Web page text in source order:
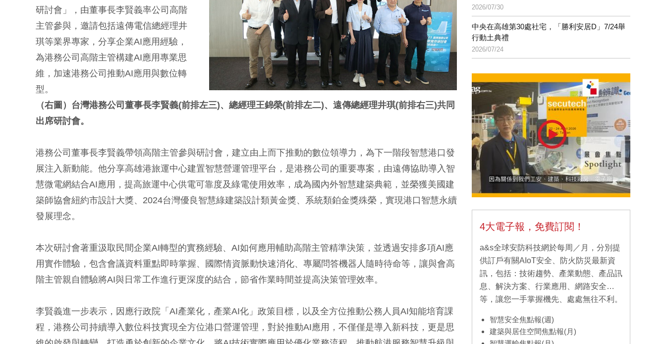
研討會」，由董事長李賢義率公司高階
主管參與，邀請包括遠傳電信總經理井
琪等業界專家，分享企業AI應用經驗，
為港務公司高階主管構建AI應用專業思
維，加速港務公司推動AI應用與數位轉
型。
（右圖）台灣港務公司董事長李賢義(前排左三)、總經理王錦榮(前排左二)、遠傳總經理井琪(前排右三)共同
出席研討會。
港務公司董事長李賢義帶領高階主管參與研討會，建立由上而下推動的數位領導力，為下一階段智慧港口發
展注入新動能。他分享高雄港旅運中心建置智慧營運管理平台，是港務公司的重要專案，由遠傳協助導入智
慧微電網結合AI應用，提高旅運中心供電可靠度及綠電使用效率，成為國內外智慧建築典範，並榮獲美國建
築師協會紐約市設計大獎、2024台灣優良智慧綠建築設計類黃金獎、系統類鉑金獎殊榮，實現港口智慧永續
發展理念。
本次研討會著重汲取民間企業AI轉型的實務經驗、AI如何應用輔助高階主管精準決策，並透過安排多項AI應
用實作體驗，包含會議資料重點即時掌握、國際情資脈動快速消化、專屬問答機器人隨時待命等，讓與會高
階主管親自體驗將AI與日常工作進行更深度的結合，節省作業時間並提高決策管理效率。
李賢義進一步表示，因應行政院「AI產業化，產業AI化」政策目標，以及全方位推動公務人員AI知能培育課
程，港務公司持續導入數位科技實現全方位港口營運管理，對於推動AI應用，不僅僅是導入新科技，更是思
2026/07/30
中央在高雄第30處社宅，「勝利安居D」7/24舉
行動土典禮
2026/07/24
4大電子報，免費訂閱！
a&s全球安防科技網於每周／月，分別提
供訂戶有關AIoT安全、防火防災最新資
訊，包括：技術趨勢、產業動態、產品訊
息、解決方案、行業應用、網路安全…
等，讓您一手掌握機先、處處無往不利。
智慧安全焦點報(週)
建築與居住空間焦點報(月)